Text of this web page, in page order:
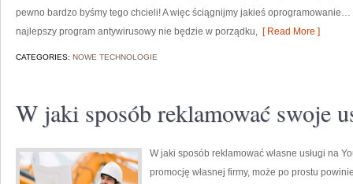
pewno bardzo byśmy tego chcieli! A więc ściągnijmy jakieś
najlepszy program antywirusowy nie będzie w porządku, [ Read More ]
CATEGORIES: NOWE TECHNOLOGIE
W jaki sposób reklamować swoje
W jaki sposób reklamować własne usługi na
promocję własnej firmy, może po prostu